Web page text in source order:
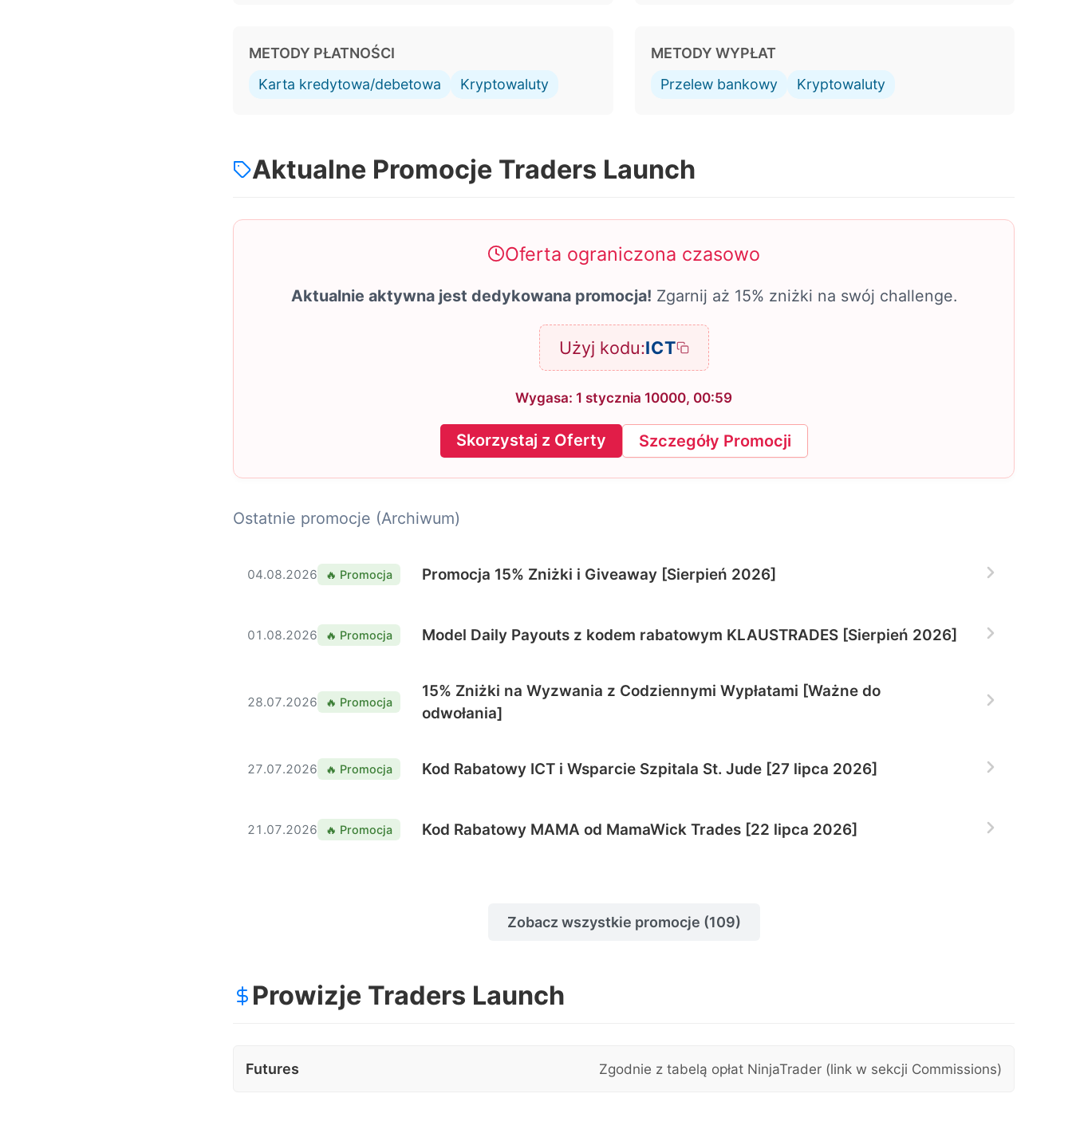
METODY PŁATNOŚCI
Karta kredytowa/debetowa
Kryptowaluty
METODY WYPŁAT
Przelew bankowy
Kryptowaluty
Aktualne Promocje Traders Launch
Oferta ograniczona czasowo
Aktualnie aktywna jest dedykowana promocja! Zgarnij aż 15% zniżki na swój challenge.
Użyj kodu:ICT
Wygasa: 1 stycznia 10000, 00:59
Skorzystaj z Oferty Szczegóły Promocji
Ostatnie promocje (Archiwum)
04.08.2026 🔥 Promocja Promocja 15% Zniżki i Giveaway [Sierpień 2026]
01.08.2026 🔥 Promocja Model Daily Payouts z kodem rabatowym KLAUSTRADES [Sierpień 2026]
28.07.2026 🔥 Promocja
15% Zniżki na Wyzwania z Codziennymi Wypłatami [Ważne do
odwołania]
27.07.2026 🔥 Promocja Kod Rabatowy ICT i Wsparcie Szpitala St. Jude [27 lipca 2026]
21.07.2026 🔥 Promocja Kod Rabatowy MAMA od MamaWick Trades [22 lipca 2026]
Zobacz wszystkie promocje (109)
Prowizje Traders Launch
Futures Zgodnie z tabelą opłat NinjaTrader (link w sekcji Commissions)